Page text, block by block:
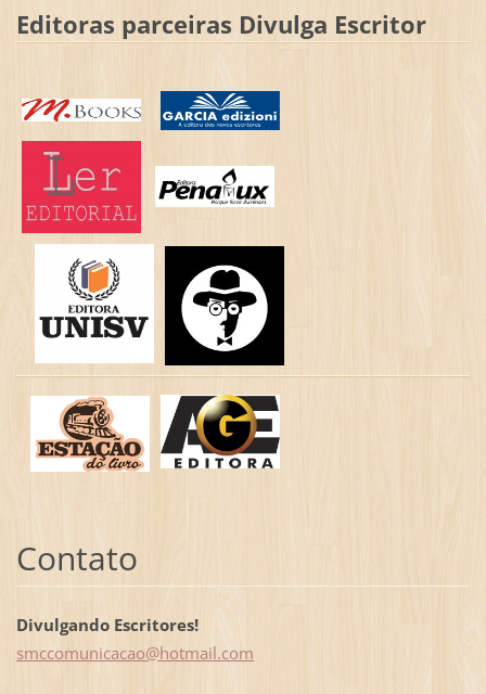
Editoras parceiras Divulga Escritor
Contato
Divulgando Escritores!
smccomunicacao@hotmail.com